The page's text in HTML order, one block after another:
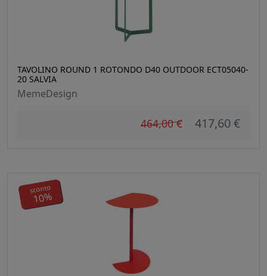
TAVOLINO ROUND 1 ROTONDO D40 OUTDOOR ECT05040-
20 SALVIA
MemeDesign
464,00 € 417,60 €
sconto
10%